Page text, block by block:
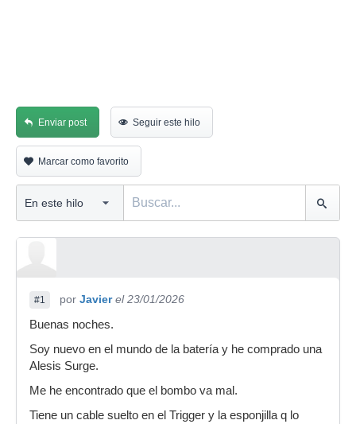
Enviar post Seguir este hilo
Marcar como favorito
#1 por Javier el 23/01/2026
Buenas noches.
Soy nuevo en el mundo de la batería y he comprado una
Alesis Surge.
Me he encontrado que el bombo va mal.
Tiene un cable suelto en el Trigger y la esponjilla q lo